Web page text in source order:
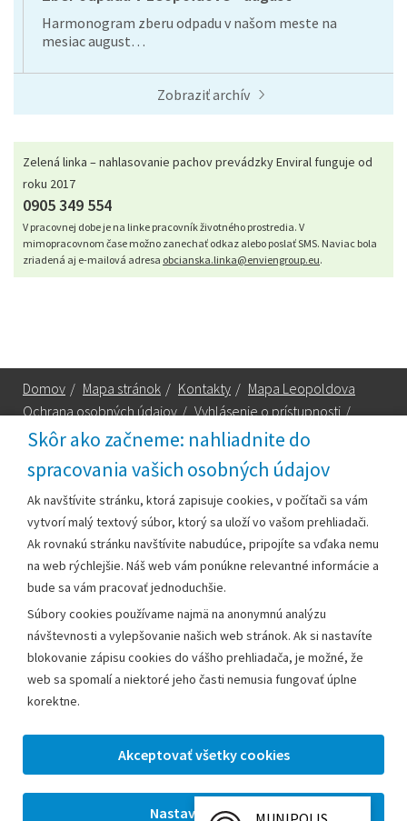
Skôr ako začneme: nahliadnite do
spracovania vašich osobných údajov
Ak navštívite stránku, ktorá zapisuje cookies, v počítači sa vám
vytvorí malý textový súbor, ktorý sa uloží vo vašom prehliadači.
Ak rovnakú stránku navštívite nabudúce, pripojíte sa vďaka nemu
na web rýchlejšie. Náš web vám ponúkne relevantné informácie a
bude sa vám pracovať jednoduchšie.
Súbory cookies používame najmä na anonymnú analýzu
návštevnosti a vylepšovanie našich web stránok. Ak si nastavíte
blokovanie zápisu cookies do vášho prehliadača, je možné, že
web sa spomalí a niektoré jeho časti nemusia fungovať úplne
korektne.
Harmonogram zberu odpadu v našom meste na
mesiac august…
Zobraziť archív
Zelená linka – nahlasovanie pachov prevádzky Enviral funguje od
roku 2017
0905 349 554
V pracovnej dobe je na linke pracovník životného prostredia. V
mimopracovnom čase možno zanechať odkaz alebo poslať SMS. Naviac bola
zriadená aj e-mailová adresa obcianska.linka@enviengroup.eu.
Domov / Mapa stránok / Kontakty / Mapa Leopoldova
Ochrana osobných údajov / Vyhlásenie o prístupnosti /
Technická podpora
Mestský úrad Leopoldov
Hlohovská cesta 1818/2A
920 41 Leopoldov
Kontakt:
Telefón:+42133/285 27 11
Email:
mesto@leopoldov.sk
primatorka@leopoldov.sk
Webmaster:webmaster@leopoldov.sk